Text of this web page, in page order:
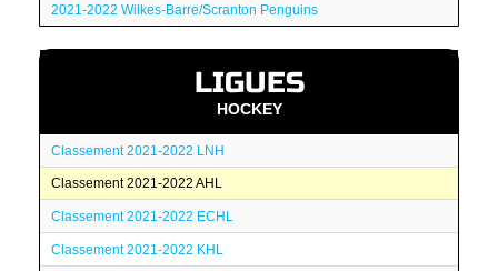
2021-2022 Wilkes-Barre/Scranton Penguins
LIGUES
HOCKEY
Classement 2021-2022 LNH
Classement 2021-2022 AHL
Classement 2021-2022 ECHL
Classement 2021-2022 KHL